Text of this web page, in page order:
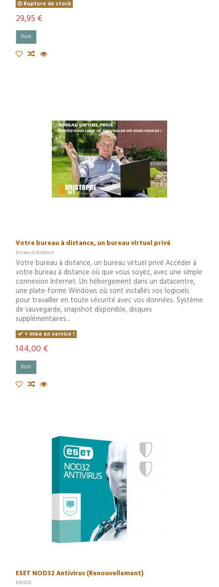
Rupture de stock
29,95 €
Voir
Votre bureau à distance, un bureau virtuel privé
bureau à distance
Votre bureau à distance, un bureau virtuel privé Accéder à
votre bureau à distance où que vous soyez, avec une simple
connexion Internet. Un hébergement dans un datacentre,
une plate-forme Windows où sont installés vos logiciels
pour travailler en toute sécurité avec vos données. Système
de sauvegarde, snapshot disponible, disques
supplémentaires...
+ mise en service !
144,00 €
Voir
ESET NOD32 Antivirus (Renouvellement)
ENOD32